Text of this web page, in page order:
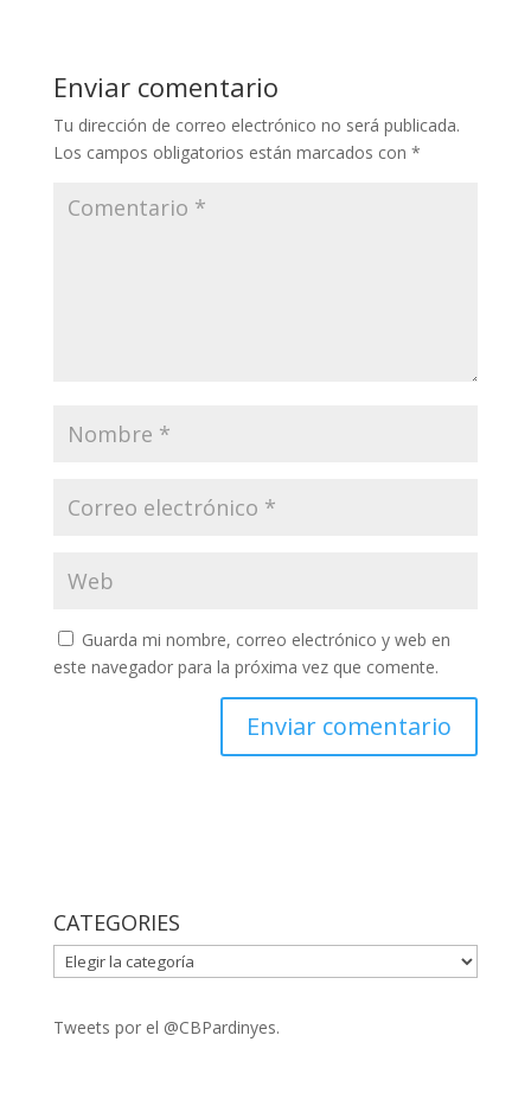
Enviar comentario
Tu dirección de correo electrónico no será publicada.
Los campos obligatorios están marcados con *
Guarda mi nombre, correo electrónico y web en
este navegador para la próxima vez que comente.
CATEGORIES
CATEGORIES
Tweets por el @CBPardinyes.